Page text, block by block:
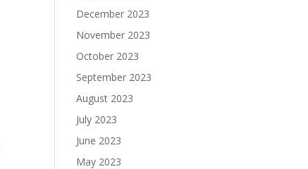
December 2023
November 2023
October 2023
September 2023
August 2023
July 2023
June 2023
May 2023